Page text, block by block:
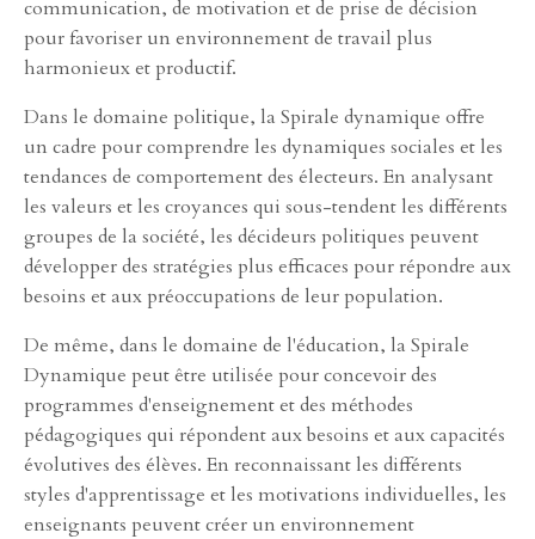
communication, de motivation et de prise de décision
pour favoriser un environnement de travail plus
harmonieux et productif.
Dans le domaine politique, la Spirale dynamique offre
un cadre pour comprendre les dynamiques sociales et les
tendances de comportement des électeurs. En analysant
les valeurs et les croyances qui sous-tendent les différents
groupes de la société, les décideurs politiques peuvent
développer des stratégies plus efficaces pour répondre aux
besoins et aux préoccupations de leur population.
De même, dans le domaine de l'éducation, la Spirale
Dynamique peut être utilisée pour concevoir des
programmes d'enseignement et des méthodes
pédagogiques qui répondent aux besoins et aux capacités
évolutives des élèves. En reconnaissant les différents
styles d'apprentissage et les motivations individuelles, les
enseignants peuvent créer un environnement